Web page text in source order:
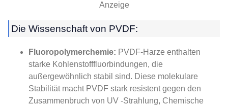
Anzeige
Die Wissenschaft von PVDF:
Fluoropolymerchemie: PVDF-Harze enthalten
starke Kohlenstofffluorbindungen, die
außergewöhnlich stabil sind. Diese molekulare
Stabilität macht PVDF stark resistent gegen den
Zusammenbruch von UV -Strahlung, Chemische